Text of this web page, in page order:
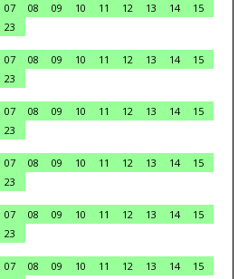
07 08 09 10 11 12 13 14
15
23
07 08 09 10 11 12 13 14
15
23
07 08 09 10 11 12 13 14
15
23
07 08 09 10 11 12 13 14
15
23
07 08 09 10 11 12 13 14
15
23
07 08 09 10 11 12 13 14
15